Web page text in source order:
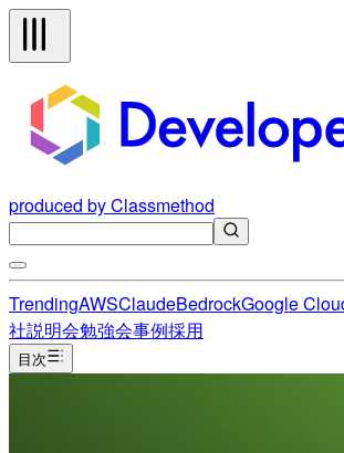
produced by Classmethod
TrendingAWSClaudeBedrockGoogle
社説明会勉強会事例採用
目次